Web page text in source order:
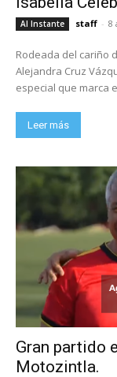
Al Instante staff - 8
Rodeada del cariño
Alejandra Cruz
especial que marca
Leer más
Gran partido
Motozintla.